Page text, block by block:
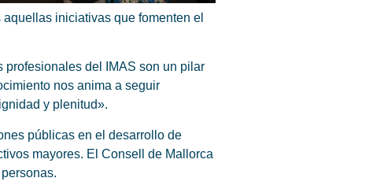
iniciativas que fomenten el
profesionales del IMAS son un pilar
nos anima a seguir
y plenitud».
públicas en el desarrollo de
mayores. El Consell de Mallorca